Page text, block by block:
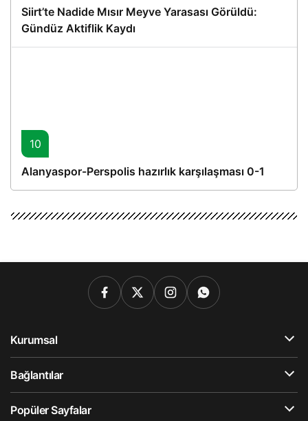
Siirt’te Nadide Mısır Meyve Yarasası Görüldü:
Gündüz Aktiflik Kaydı
10
Alanyaspor-Perspolis hazırlık karşılaşması 0-1
Kurumsal
Bağlantılar
Popüler Sayfalar